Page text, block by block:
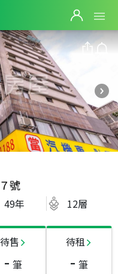
號
49年 12層
待售
- 筆
待租
- 筆